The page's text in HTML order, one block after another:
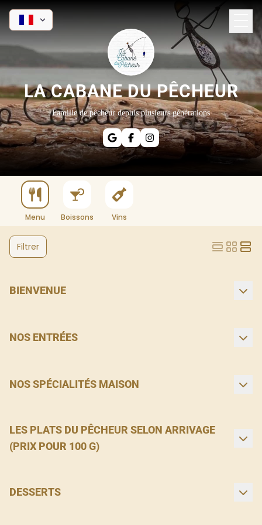
LA CABANE DU PÊCHEUR
Famille de pêcheur depuis plusieurs générations
Menu Boissons Vins
Filtrer
BIENVENUE
NOS ENTRÉES
NOS SPÉCIALITÉS MAISON
LES PLATS DU PÊCHEUR SELON ARRIVAGE
(PRIX POUR 100 G)
DESSERTS